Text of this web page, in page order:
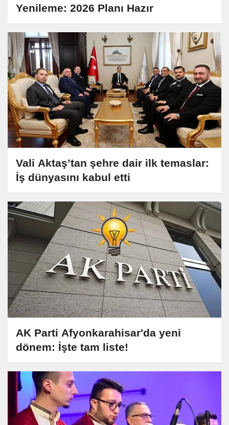
Yenileme: 2026 Planı Hazır
Vali Aktaş’tan şehre dair ilk temaslar:
İş dünyasını kabul etti
AK Parti Afyonkarahisar'da yeni
dönem: İşte tam liste!